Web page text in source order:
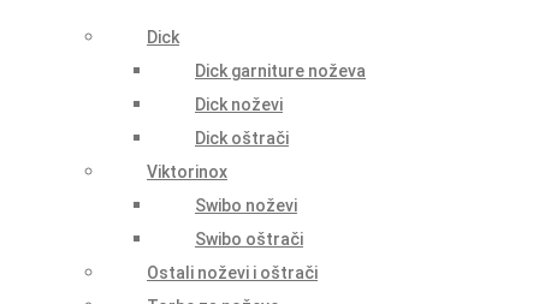
Dick
Dick garniture noževa
Dick noževi
Dick oštrači
Viktorinox
Swibo noževi
Swibo oštrači
Ostali noževi i oštrači